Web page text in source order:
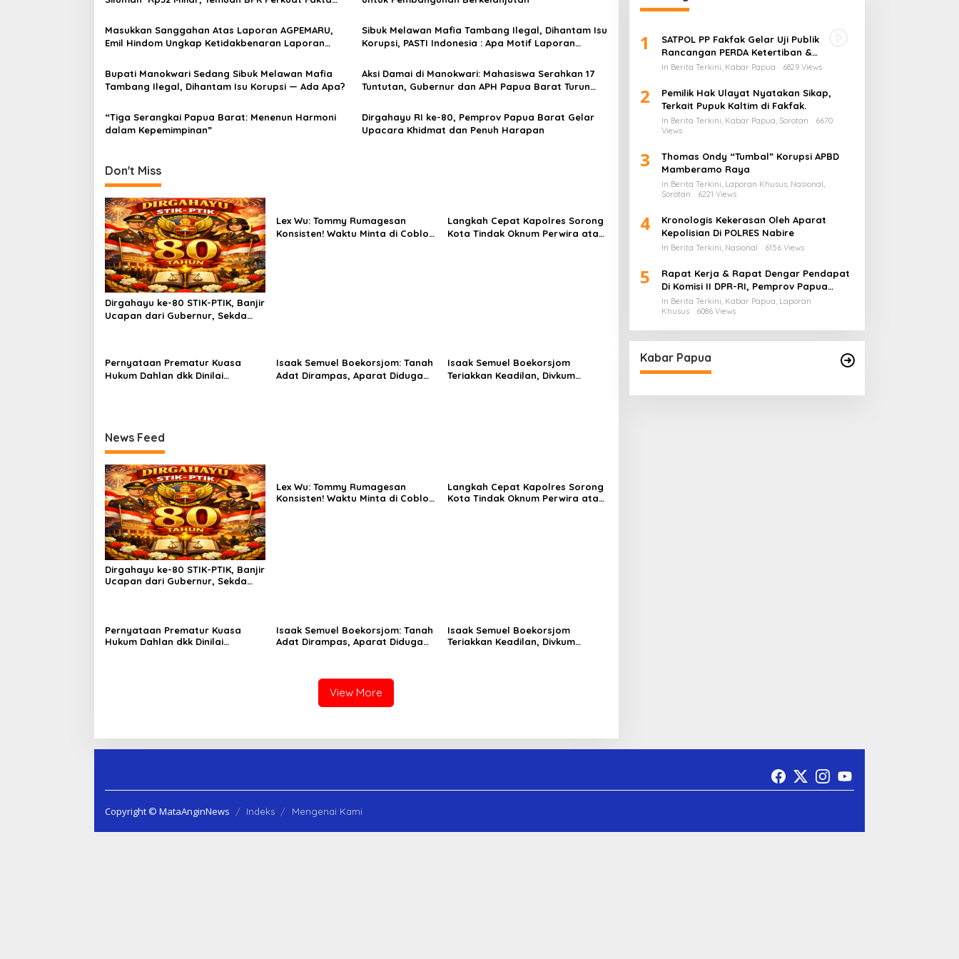
Masukkan Sanggahan Atas Laporan AGPEMARU,
Emil Hindom Ungkap Ketidakbenaran Laporan
Sibuk Melawan Mafia Tambang Ilegal, Dihantam Isu
Korupsi, PASTI Indonesia : Apa Motif Laporan
Bupati Manokwari Sedang Sibuk Melawan Mafia
Tambang Ilegal, Dihantam Isu Korupsi — Ada Apa?
Aksi Damai di Manokwari: Mahasiswa Serahkan 17
Tuntutan, Gubernur dan APH Papua Barat Turun
“Tiga Serangkai Papua Barat: Menenun Harmoni
dalam Kepemimpinan”
Dirgahayu RI ke-80, Pemprov Papua Barat Gelar
Upacara Khidmat dan Penuh Harapan
Don't Miss
Dirgahayu ke-80 STIK-PTIK, Banjir
Ucapan dari Gubernur, Sekda
Lex Wu: Tommy Rumagesan
Konsisten! Waktu Minta di Coblos
Langkah Cepat Kapolres Sorong
Kota Tindak Oknum Perwira atas
Pernyataan Prematur Kuasa
Hukum Dahlan dkk Dinilai
Isaak Semuel Boekorsjom: Tanah
Adat Dirampas, Aparat Diduga
Isaak Semuel Boekorsjom
Teriakkan Keadilan, Divkum
News Feed
Dirgahayu ke-80 STIK-PTIK, Banjir
Ucapan dari Gubernur, Sekda
Lex Wu: Tommy Rumagesan
Konsisten! Waktu Minta di Coblos
Langkah Cepat Kapolres Sorong
Kota Tindak Oknum Perwira atas
Pernyataan Prematur Kuasa
Hukum Dahlan dkk Dinilai
Isaak Semuel Boekorsjom: Tanah
Adat Dirampas, Aparat Diduga
Isaak Semuel Boekorsjom
Teriakkan Keadilan, Divkum
View More
1
SATPOL PP Fakfak Gelar Uji Publik
Rancangan PERDA Ketertiban &
Ketentraman serta Perlindungan
In Berita Terkini, Kabar Papua 6829 Views
2
Pemilik Hak Ulayat Nyatakan Sikap,
Terkait Pupuk Kaltim di Fakfak.
In Berita Terkini, Kabar Papua, Sorotan
6670
Views
3
Thomas Ondy “Tumbal” Korupsi APBD
Mamberamo Raya
In Berita Terkini, Laporan Khusus, Nasional,
Sorotan
6221 Views
4
Kronologis Kekerasan Oleh Aparat
Kepolisian Di POLRES Nabire
In Berita Terkini, Nasional 6156 Views
5
Rapat Kerja & Rapat Dengar Pendapat
Di Komisi II DPR-RI, Pemprov Papua
Barat Tunjukkan Keberpihakan
Terhadap Aspirasi Masyarakat!
In Berita Terkini, Kabar Papua, Laporan
Khusus
6086 Views
Kabar Papua
Copyright © MataAnginNews Indeks Mengenai Kami